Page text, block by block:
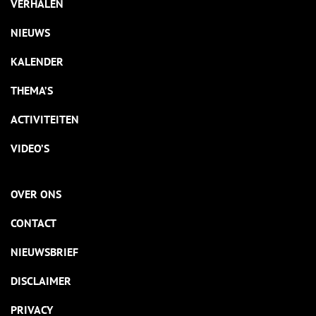
VERHALEN
NIEUWS
KALENDER
THEMA’S
ACTIVITEITEN
VIDEO’S
OVER ONS
CONTACT
NIEUWSBRIEF
DISCLAIMER
PRIVACY